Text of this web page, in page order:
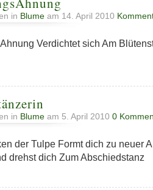
in Blume am 14. April 2010
Verdichtet sich Am
in Blume am 5. April 2010 0
der Tulpe Formt dich zu neuer
drehst dich Zum Abschiedstanz